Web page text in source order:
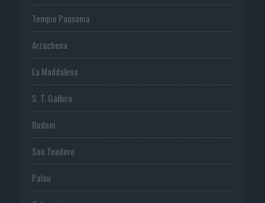
Tempio Pausania
Arzachena
La Maddalena
S. T. Gallura
Budoni
San Teodoro
Palau